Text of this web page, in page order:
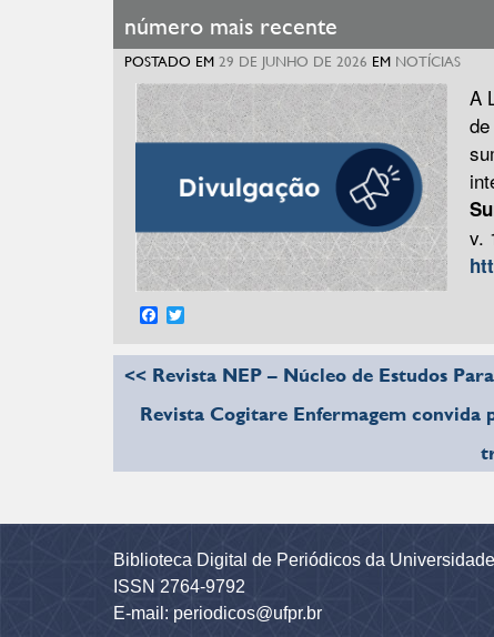
número mais recente
POSTADO EM 29 DE JUNHO DE 2026 EM NOTÍCIAS
A
v.
Facebook
<< Revista NEP – Núcleo de Estudos
Revista Cogitare Enfermagem
Biblioteca Digital de Periódicos da
ISSN 2764-9792
E-mail: periodicos@ufpr.br